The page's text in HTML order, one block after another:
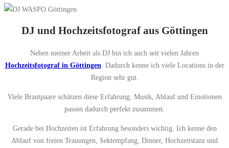
DJ und Hochzeitsfotograf aus Göttingen
Neben meiner Arbeit als DJ bin ich auch seit vielen Jahren
Hochzeitsfotograf in Göttingen . Dadurch kenne ich viele Locations in der
Region sehr gut.
Viele Brautpaare schätzen diese Erfahrung. Musik, Ablauf und Emotionen
passen dadurch perfekt zusammen.
Gerade bei Hochzeiten ist Erfahrung besonders wichtig. Ich kenne den
Ablauf von freien Trauungen, Sektempfang, Dinner, Hochzeitstanz und